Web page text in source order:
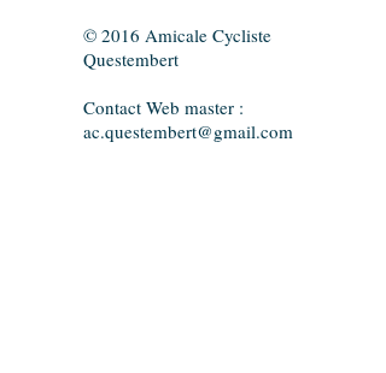
© 2016 Amicale Cycliste
Questembert
Contact Web master :
ac.questembert@gmail.com